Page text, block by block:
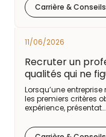
Carrière & Conseils
11/06/2026
Recruter un
qualités qui ne
Lorsqu’une
les premiers critères
expérience, présentat…